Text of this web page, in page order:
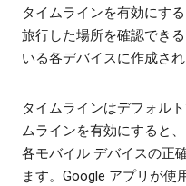
タイムラインを有効にす
旅行した場所を確認でき
いる各デバイスに作成され
タイムラインはデフォル
ムラインを有効にすると
各モバイル デバイスの正
ます。Google アプリが使